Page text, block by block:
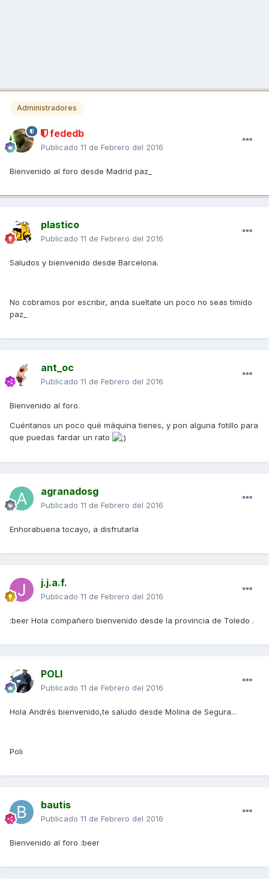
Administradores
fededb
Publicado 11 de Febrero del 2016
Bienvenido al foro desde Madrid paz_
plastico
Publicado 11 de Febrero del 2016
Saludos y bienvenido desde Barcelona.
No cobramos por escribir, anda sueltate un poco no seas timido
paz_
ant_oc
Publicado 11 de Febrero del 2016
Bienvenido al foro.
Cuéntanos un poco qué máquina tienes, y pon alguna fotillo para
que puedas fardar un rato
agranadosg
Publicado 11 de Febrero del 2016
Enhorabuena tocayo, a disfrutarla
j.j.a.f.
Publicado 11 de Febrero del 2016
:beer Hola compañero bienvenido desde la provincia de Toledo .
POLI
Publicado 11 de Febrero del 2016
Hola Andrés bienvenido,te saludo desde Molina de Segura...
Poli
bautis
Publicado 11 de Febrero del 2016
Bienvenido al foro :beer